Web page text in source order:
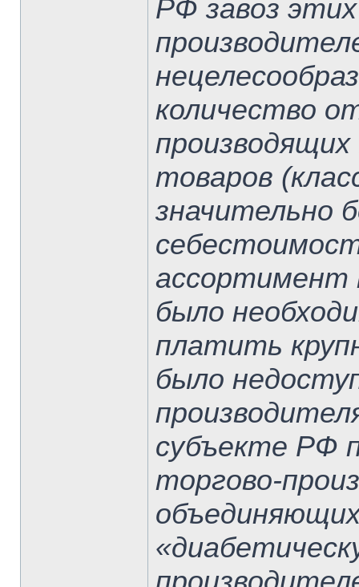
РФ завоз
количество
производящих
товаров
значительно
ассортимент
было
платить
было
субъекте РФ
торгово-